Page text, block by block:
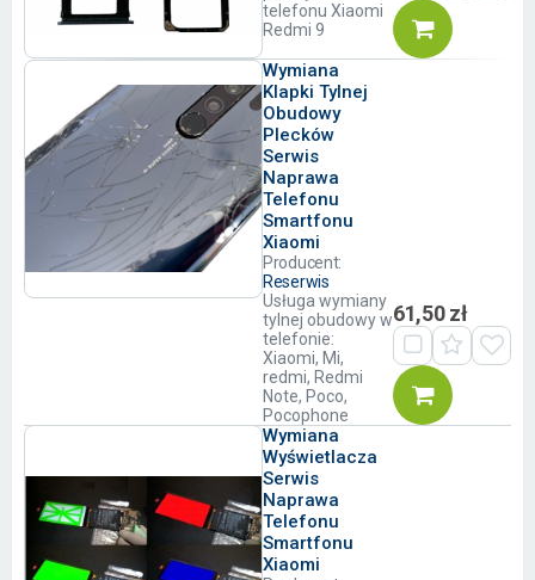
telefonu Xiaomi
Redmi 9
Wymiana
Klapki Tylnej
Obudowy
Plecków
Serwis
Naprawa
Telefonu
Smartfonu
Xiaomi
Producent:
Reserwis
Usługa wymiany
tylnej obudowy w
telefonie:
Xiaomi, Mi,
redmi, Redmi
Note, Poco,
Pocophone
61,50 zł
Wymiana
Wyświetlacza
Serwis
Naprawa
Telefonu
Smartfonu
Xiaomi